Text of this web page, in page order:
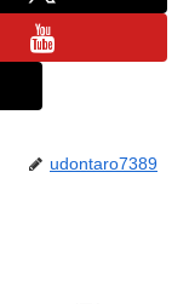
udontaro7389